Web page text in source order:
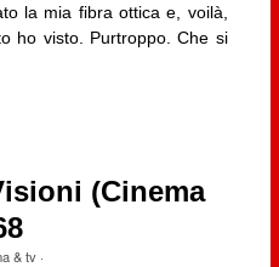
la mia fibra ottica e, voilà,
ho visto. Purtroppo. Che si
(Cinema
& tv·